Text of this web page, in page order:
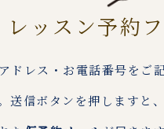
レッスン予約
ドレス・お電話番号をご
送信ボタンを押しますと、